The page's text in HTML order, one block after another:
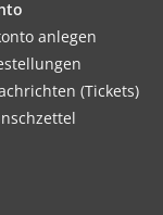
anlegen
(Tickets)